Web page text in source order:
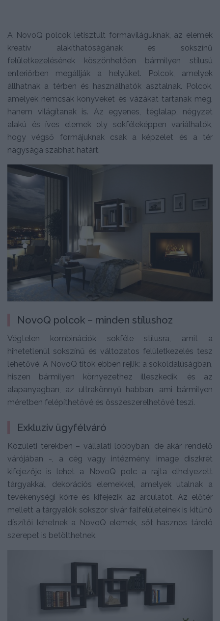
A NovoQ polcok letisztult formaviláguknak, az elemek
kreatív alakíthatóságának és sokszínű
felületkezelésének köszönhetően bármilyen stílusú
enteriőrben megállják a helyüket. Polcok, amelyek
állhatnak a térben és használhatók asztalnak. Polcok,
amelyek nemcsak könyveket és vázákat tartanak meg,
hanem világítanak is. Az egyenes, téglalap, négyzet
alakú és íves elemek oly sokféleképpen variálhatók,
hogy végső formájuknak csak a képzelet és a tér
nagysága szabhat határt.
NovoQ polcok – minden stílushoz
Végtelen kombinációk sokféle stílusra, amit a
hihetetlenül sokszínű és változatos felületkezelés tesz
lehetővé. A NovoQ titok ebben rejlik: a sokoldalúságban,
hiszen bármilyen környezethez illeszkedik, és az
alapanyagban, az ultrakönnyű habban, ami bármilyen
méretben felépíthetővé és összeszerelhetővé teszi.
Exkluzív ügyfélváró
Közületi terekben – vállalati lobbyban, de akár rendelő
várójában -, a cég vagy intézményi image diszkrét
kifejezője is lehet a NovoQ polc a rajta elhelyezett
tárgyakkal, dekorációs elemekkel, amelyek utalnak a
tevékenységi körre és kifejezik az arculatot. Az előtér
mellett a tárgyalók sokszor sivár falfelületeinek is kitűnő
díszítői lehetnek a NovoQ elemek, sőt hasznos tároló
szerepet is betölthetnek.